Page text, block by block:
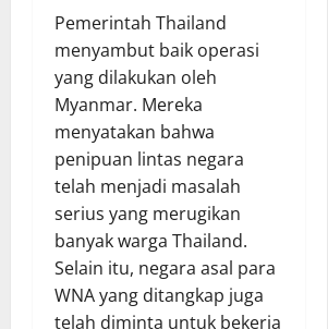
Pemerintah Thailand
menyambut baik operasi
yang dilakukan oleh
Myanmar. Mereka
menyatakan bahwa
penipuan lintas negara
telah menjadi masalah
serius yang merugikan
banyak warga Thailand.
Selain itu, negara asal para
WNA yang ditangkap juga
telah diminta untuk bekerja